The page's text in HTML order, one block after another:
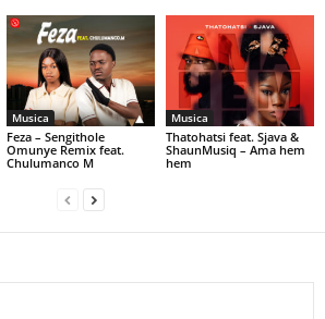
Musica
Feza – Sengithole
Omunye Remix feat.
Chulumanco M
Musica
Thatohatsi feat. Sjava &
ShaunMusiq – Ama hem
hem